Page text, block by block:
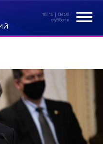
16:15 | 08.26
суббота